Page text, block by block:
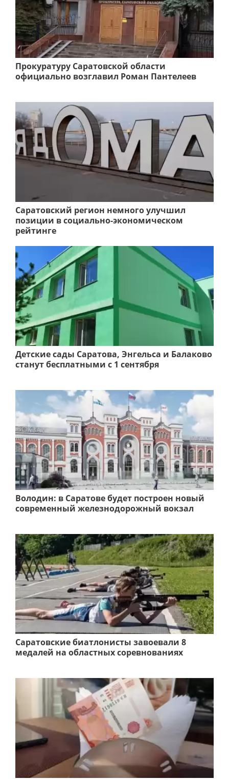
Прокуратуру Саратовской области
официально возглавил Роман Пантелеев
Саратовский регион немного улучшил
позиции в социально-экономическом
рейтинге
Детские сады Саратова, Энгельса и Балаково
станут бесплатными с 1 сентября
Володин: в Саратове будет построен новый
современный железнодорожный вокзал
Саратовские биатлонисты завоевали 8
медалей на областных соревнованиях